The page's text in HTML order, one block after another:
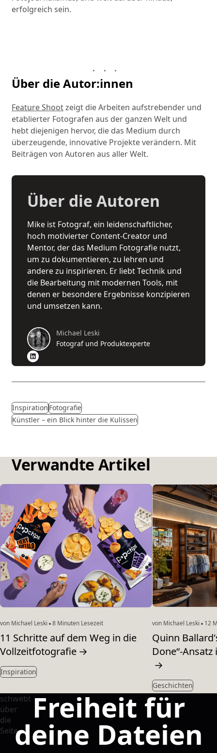
erfolgreich sein.
Über die Autor:innen
Feature Shootzeigt die Arbeiten aufstrebender und
etablierter Fotografen aus der ganzen Welt und
hebt diejenigen hervor, die das Medium durch
überzeugende, innovative Projekte verändern. Mit
Beiträgen von Autoren aus aller Welt.
Über die Autoren
Mike ist Fotograf, ein leidenschaftlicher,
hoch motivierter Content-Creator und
Mentor, der das Medium Fotografie nutzt,
um zu dokumentieren, zu lehren und
andere zu inspirieren. Er liebt Technik und
die Bearbeitung mit modernen Tools, mit
denen er besondere Ergebnisse konzipieren
und umsetzen kann.
Michael Leski
Fotograf und Produktexperte
InspirationFotografie
Künstler – ein Blick hinter die Kulissen
Verwandte Artikel
von Michael Leski 8 Minuten Lesezeit
11 Schritte auf dem Weg in die
Vollzeitfotografie →
Inspiration
von Michael Leski 12
Quinn
Done“-
→
Geschichten
Freiheit für
deine Dateien